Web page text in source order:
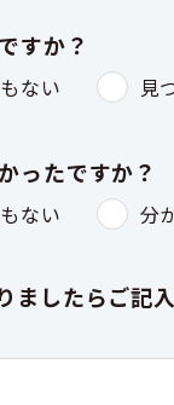
すか？
ない 見
ったですか？
ない 分
ましたらご記